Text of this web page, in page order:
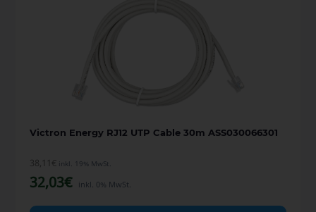
Victron Energy RJ12 UTP Cable 30m ASS030066301
38,11 € inkl. 19% MwSt.
32,03€ inkl. 0% MwSt.